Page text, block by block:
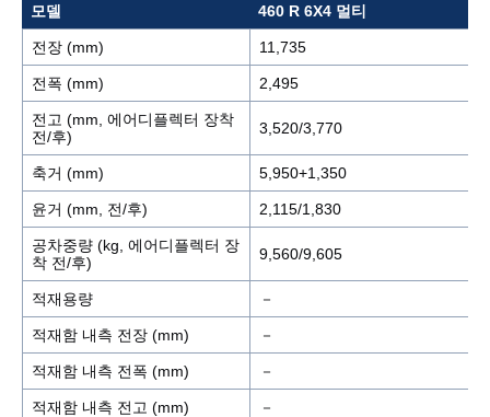
모델 460 R 6X4 멀티
전장 (mm) 11,735
전폭 (mm) 2,495
전고 (mm, 에어디플렉터 장착
전/후)
3,520/3,770
축거 (mm) 5,950+1,350
윤거 (mm, 전/후) 2,115/1,830
공차중량 (kg, 에어디플렉터 장
착 전/후)
9,560/9,605
적재용량 －
적재함 내측 전장 (mm) －
적재함 내측 전폭 (mm) －
적재함 내측 전고 (mm) －